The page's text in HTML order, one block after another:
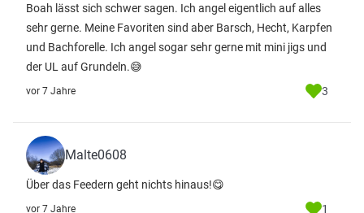
Boah lässt sich schwer sagen. Ich angel eigentlich auf alles
sehr gerne. Meine Favoriten sind aber Barsch, Hecht, Karpfen
und Bachforelle. Ich angel sogar sehr gerne mit mini jigs und
der UL auf Grundeln.😅
vor 7 Jahre 3
Malte0608
Über das Feedern geht nichts hinaus!😋
vor 7 Jahre 1